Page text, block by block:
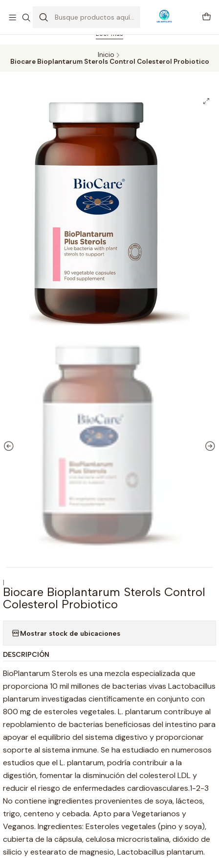
Feriado 21-05-2026 atención hasta las 14 hrs. Envío GRATIS mismo
día solo área Metropolitana Santiago por compras desde CLP 39.900.
Pedidos hasta 16 hrs., sábados y domingos hasta 14 hrs.
Leer más
Inicio
Biocare Bioplantarum Sterols Control Colesterol Probiotico
|
Biocare Bioplantarum Sterols Control
Colesterol Probiotico
Mostrar stock de ubicaciones
DESCRIPCIÓN
BioPlantarum Sterols es una mezcla especializada que
proporciona 10 mil millones de bacterias vivas Lactobacillus
plantarum investigadas científicamente en conjunto con
800 mg de esteroles vegetales. L. plantarum contribuye al
repoblamiento de bacterias beneficiosas del intestino para
apoyar el equilibrio del sistema digestivo y proporcionar
soporte al sistema inmune. Se ha estudiado en numerosos
estudios que el L. plantarum, podría contribuir a la
digestión, fomentar la disminución del colesterol LDL y
reducir el riesgo de enfermedades cardiovasculares.1-2-3
No contiene ingredientes provenientes de soya, lácteos,
trigo, centeno y cebada. Apto para Vegetarianos y
Veganos. Ingredientes: Esteroles vegetales (pino y soya),
cubierta de la cápsula, celulosa microcristalina, dióxido de
silicio y estearato de magnesio, Lactobacillus plantarum.